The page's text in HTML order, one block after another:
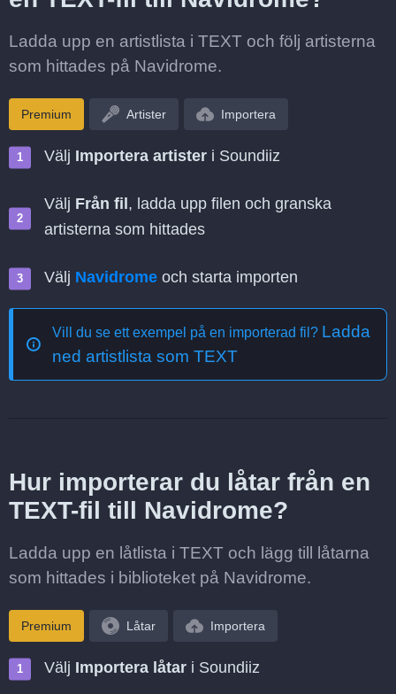
Ladda upp en artistlista i TEXT och följ artisterna
som hittades på Navidrome.
Premium Artister Importera
Välj Importera artister i Soundiiz
Välj Från fil , ladda upp filen och granska
artisterna som hittades
Välj Navidrome och starta importen
Vill du se ett exempel på en importerad fil? Ladda
ned artistlista som TEXT
Hur importerar du låtar från en
TEXT-fil till Navidrome?
Ladda upp en låtlista i TEXT och lägg till låtarna
som hittades i biblioteket på Navidrome.
Premium Låtar Importera
Välj Importera låtar i Soundiiz